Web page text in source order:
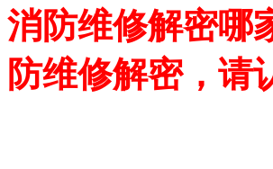
消防维修解密
防维修解密，请